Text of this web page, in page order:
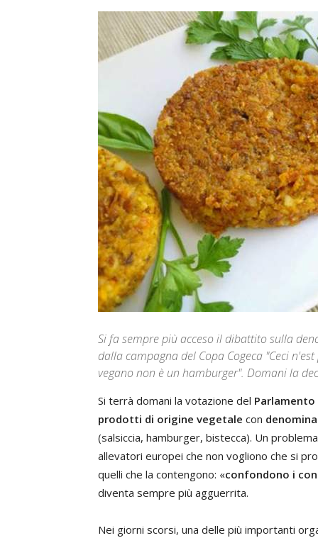
Si fa sempre più acceso il dibattito sulla
dalla campagna del Copa Cogeca "Ceci
vegano non è un hamburger". Domani la
Si terrà domani la votazione del
prodotti di origine vegetale con
(salsiccia, hamburger, bistecca). Un
allevatori europei che non vogliono che si
quelli che la contengono: «confondono i
diventa sempre più agguerrita.
Nei giorni scorsi, una delle più importanti